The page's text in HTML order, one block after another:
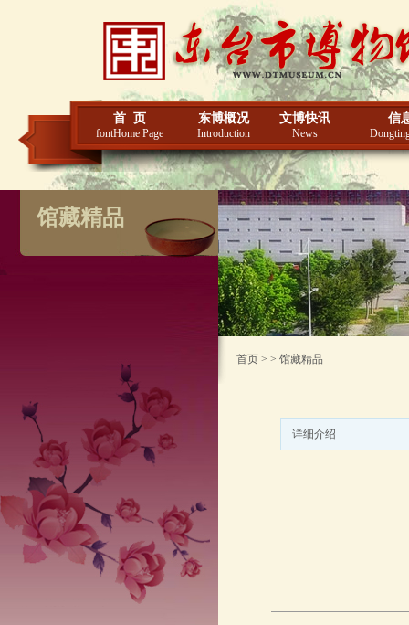
首 页 东博概况 文博快讯 信
fontHome Page Introduction News
馆藏精品
首页 > > 馆藏精品
详细介绍